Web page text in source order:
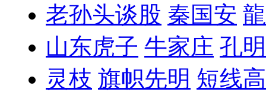
老孙头谈股 秦国安
山东虎子 牛家庄 孔
灵枝 旗帜先明 短线